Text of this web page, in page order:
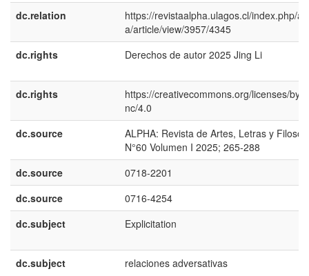
dc.relation
https://revistaalpha.ulagos.cl/index.php/
a/article/view/3957/4345
dc.rights
Derechos de autor 2025 Jing Li
dc.rights
https://creativecommons.org/licenses/by-
nc/4.0
dc.source
ALPHA: Revista de Artes, Letras y
N°60 Volumen I 2025; 265-288
dc.source
0718-2201
dc.source
0716-4254
dc.subject
Explicitation
dc.subject relaciones adversativas